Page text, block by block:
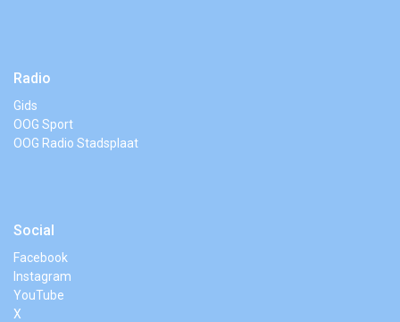
Radio
Gids
OOG Sport
OOG Radio Stadsplaat
Social
Facebook
Instagram
YouTube
X